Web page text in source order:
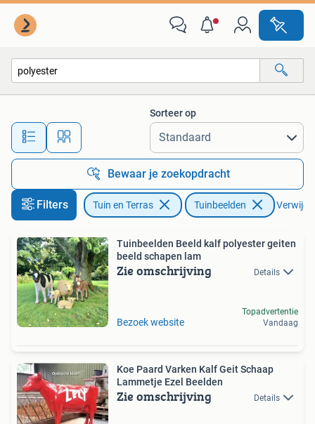
Alle afstanden…
Sorteer op
Bewaar je zoekopdracht
Filters Tuin en Terras Tuinbeelden
Tuinbeelden Beeld kalf polyester geiten
beeld schapen lam
Zie omschrijving Details
Bezoek website
Topadvertentie
Vandaag
Koe Paard Varken Kalf Geit Schaap
Lammetje Ezel Beelden
Zie omschrijving Details